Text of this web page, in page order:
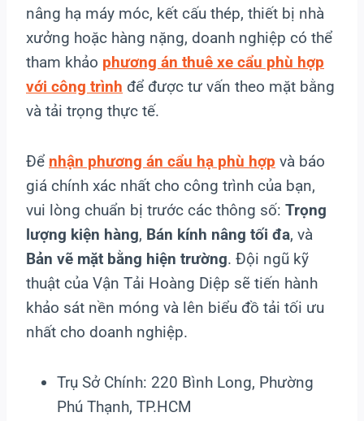
nâng hạ máy móc, kết cấu thép, thiết bị nhà
xưởng hoặc hàng nặng, doanh nghiệp có thể
tham khảo phương án thuê xe cẩu phù hợp
với công trình để được tư vấn theo mặt bằng
và tải trọng thực tế.
Để nhận phương án cẩu hạ phù hợp và báo
giá chính xác nhất cho công trình của bạn,
vui lòng chuẩn bị trước các thông số: Trọng
lượng kiện hàng, Bán kính nâng tối đa, và
Bản vẽ mặt bằng hiện trường. Đội ngũ kỹ
thuật của Vận Tải Hoàng Diệp sẽ tiến hành
khảo sát nền móng và lên biểu đồ tải tối ưu
nhất cho doanh nghiệp.
Trụ Sở Chính: 220 Bình Long, Phường
Phú Thạnh, TP.HCM